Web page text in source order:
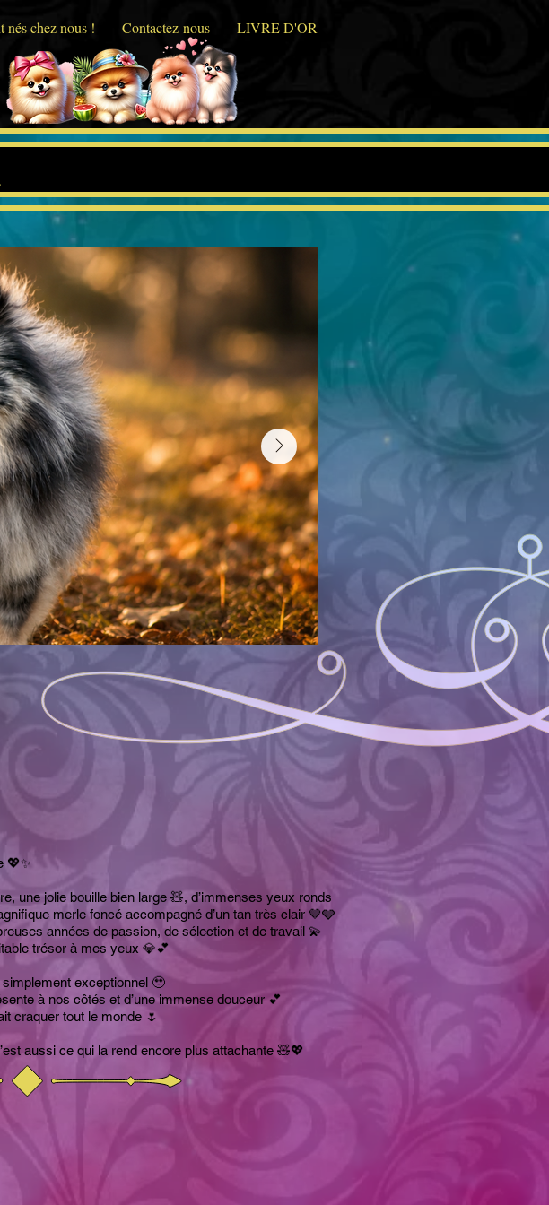
nés chez nous ! Contactez-nous LIVRE D'OR
💖✨
une jolie bouille bien large 🧸, d’immenses yeux ronds
merle foncé accompagné d’un tan très clair 🤎🩶
années de passion, de sélection et de travail 💫
trésor à mes yeux 💎💕
exceptionnel 🥹
à nos côtés et d’une immense douceur 💕
craquer tout le monde 🌷
aussi ce qui la rend encore plus attachante 🧸💖